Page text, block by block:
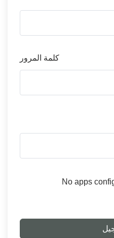
كلمة المرور
No apps